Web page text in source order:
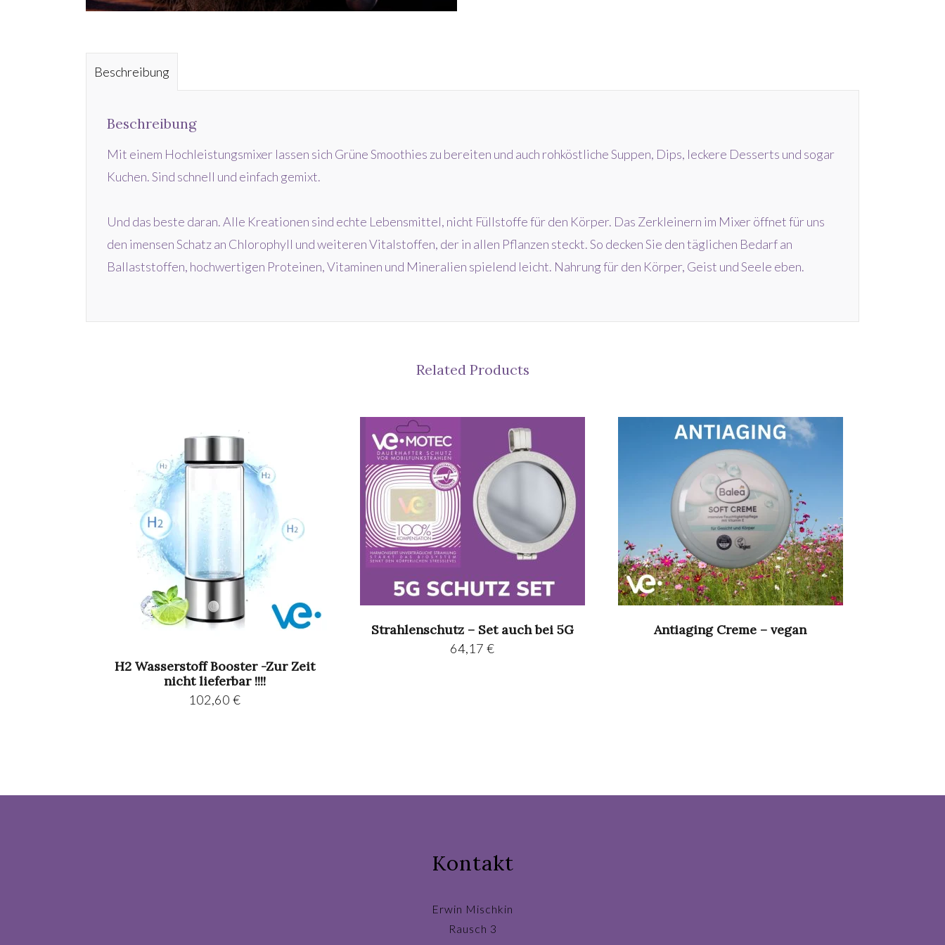
Beschreibung
Beschreibung
Mit einem Hochleistungsmixer lassen sich Grüne Smoothies zu bereiten und auch rohköstliche Suppen, Dips, leckere Desserts und sogar
Kuchen. Sind schnell und einfach gemixt.
Und das beste daran. Alle Kreationen sind echte Lebensmittel, nicht Füllstoffe für den Körper. Das Zerkleinern im Mixer öffnet für uns
den imensen Schatz an Chlorophyll und weiteren Vitalstoffen, der in allen Pflanzen steckt. So decken Sie den täglichen Bedarf an
Ballaststoffen, hochwertigen Proteinen, Vitaminen und Mineralien spielend leicht. Nahrung für den Körper, Geist und Seele eben.
Related Products
H2 Wasserstoff Booster -Zur Zeit
nicht lieferbar !!!!
102,60€
Strahlenschutz – Set auch bei 5G
64,17€
Antiaging Creme – vegan
Kontakt
Erwin Mischkin
Rausch 3